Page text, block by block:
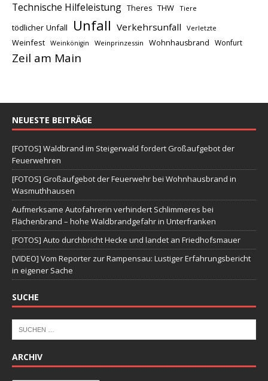
Technische Hilfeleistung Theres THW Tiere
tödlicher Unfall Unfall Verkehrsunfall Verletzte
Weinfest Weinkönigin Weinprinzessin Wohnhausbrand Wonfurt
Zeil am Main
NEUESTE BEITRÄGE
[FOTOS] Waldbrand im Steigerwald fordert Großaufgebot der
Feuerwehren
[FOTOS] Großaufgebot der Feuerwehr bei Wohnhausbrand in
Wasmuthhausen
Aufmerksame Autofahrerin verhindert Schlimmeres bei
Flächenbrand – hohe Waldbrandgefahr in Unterfranken
[FOTOS] Auto durchbricht Hecke und landet an Friedhofsmauer
[VIDEO] Vom Reporter zur Rampensau: Lustiger Erfahrungsbericht
in eigener Sache
SUCHE
ARCHIV